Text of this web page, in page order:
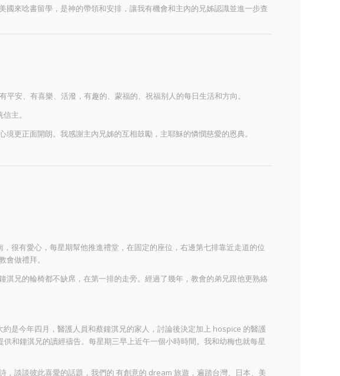
來唸書留學，是神的帶領和安排，讓我有機會和主內的兄姊認識並進一步查
安、有喜樂、活潑，有趣的、蒙福的、祝福别人的每日生活和方向。
主。
更正面開朗。我感謝主內兄姊的互相鼓勵，主耶穌的憐憫慈愛的恩典。
很有愛心，每星期幫他推進禮堂，在固定的座位，右邊第七排靠近走道的位
做禮拜。
兄的輪椅都不缺席，在第一排的走旁。經過了幾年，教會的弟兄跟他更熟絡
是今年四月，醫護人員和蔡鐘淇兄的家人，討論後決定加上 hospice 的醫護
和鐘淇兄的讀經禱告。每星期三早上近午一個小時時間。我和幼梅也就每星
談談彼此喜愛的話題，我們的 有創意的 dream 旅遊，遍踏台灣、日本、美